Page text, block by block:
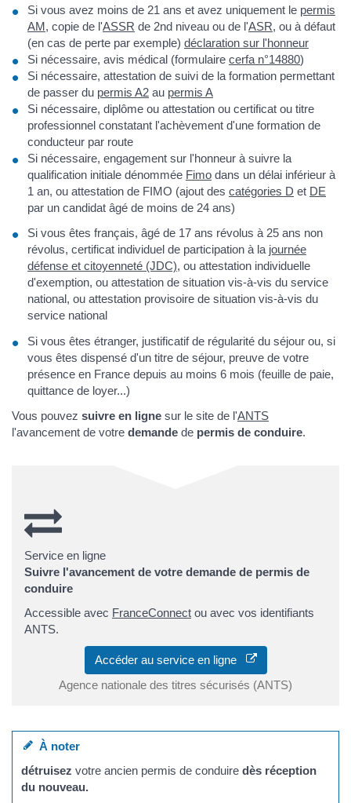
Si vous avez moins de 21 ans et avez uniquement le permis
AM, copie de l'ASSR de 2nd niveau ou de l'ASR, ou à défaut
(en cas de perte par exemple) déclaration sur l'honneur
Si nécessaire, avis médical (formulaire cerfa n°14880)
Si nécessaire, attestation de suivi de la formation permettant
de passer du permis A2 au permis A
Si nécessaire, diplôme ou attestation ou certificat ou titre
professionnel constatant l'achèvement d'une formation de
conducteur par route
Si nécessaire, engagement sur l'honneur à suivre la
qualification initiale dénommée Fimo dans un délai inférieur à
1 an, ou attestation de FIMO (ajout des catégories D et DE
par un candidat âgé de moins de 24 ans)
Si vous êtes français, âgé de 17 ans révolus à 25 ans non
révolus, certificat individuel de participation à la journée
défense et citoyenneté (JDC), ou attestation individuelle
d'exemption, ou attestation de situation vis-à-vis du service
national, ou attestation provisoire de situation vis-à-vis du
service national
Si vous êtes étranger, justificatif de régularité du séjour ou, si
vous êtes dispensé d'un titre de séjour, preuve de votre
présence en France depuis au moins 6 mois (feuille de paie,
quittance de loyer...)
Vous pouvez suivre en ligne sur le site de l'ANTS
l'avancement de votre demande de permis de conduire.
Service en ligne
Suivre l'avancement de votre demande de permis de
conduire
Accessible avec FranceConnect ou avec vos identifiants
ANTS.
Accéder au service en ligne
Agence nationale des titres sécurisés (ANTS)
À noter
détruisez votre ancien permis de conduiredès réception
du nouveau.